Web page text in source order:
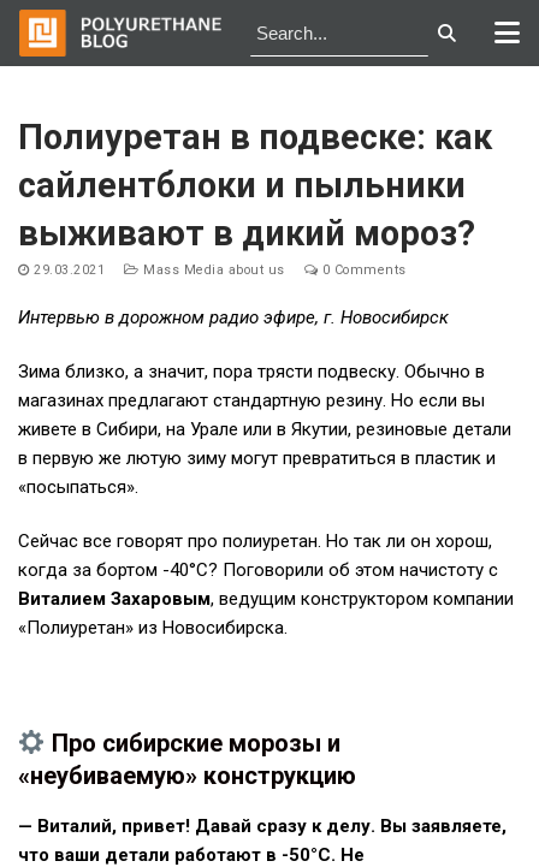
content
Полиуретан в подвеске: как
сайлентблоки и пыльники
выживают в дикий мороз?
29.03.2021 Mass Media about us 0 Comments
Интервью в дорожном радио эфире, г. Новосибирск
Зима близко, а значит, пора трясти подвеску. Обычно в
магазинах предлагают стандартную резину. Но если вы
живете в Сибири, на Урале или в Якутии, резиновые детали
в первую же лютую зиму могут превратиться в пластик и
«посыпаться».
Сейчас все говорят про полиуретан. Но так ли он хорош,
когда за бортом -40°C? Поговорили об этом начистоту с
Виталием Захаровым, ведущим конструктором компании
«Полиуретан» из Новосибирска.
Про сибирские морозы и
«неубиваемую» конструкцию
— Виталий, привет! Давай сразу к делу. Вы заявляете,
что ваши детали работают в -50°C. Не